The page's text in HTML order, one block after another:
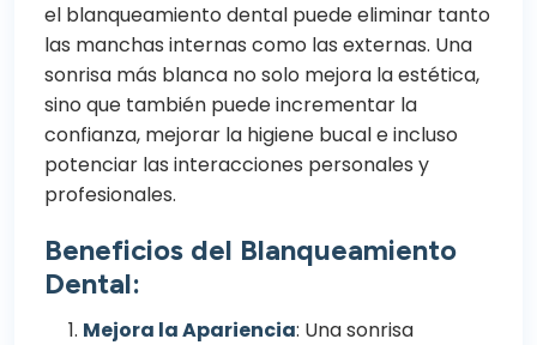
el blanqueamiento dental puede eliminar tanto
las manchas internas como las externas. Una
sonrisa más blanca no solo mejora la estética,
sino que también puede incrementar la
confianza, mejorar la higiene bucal e incluso
potenciar las interacciones personales y
profesionales.
Beneficios del Blanqueamiento
Dental:
Mejora la Apariencia: Una sonrisa